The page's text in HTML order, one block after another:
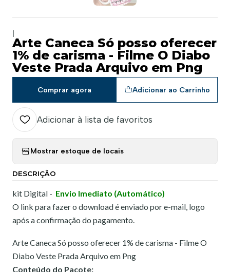
|
Arte Caneca Só posso oferecer
1% de carisma - Filme O Diabo
Veste Prada Arquivo em Png
Adicionar ao Carrinho
Comprar agora
Adicionar à lista de favoritos
Mostrar estoque de locais
DESCRIÇÃO
kit Digital - Envio Imediato (Automático)
O link para fazer o download é enviado por e-mail, logo
após a confirmação do pagamento.
Arte Caneca Só posso oferecer 1% de carisma - Filme O
Diabo Veste Prada Arquivo em Png
Conteúdo do Pacote: